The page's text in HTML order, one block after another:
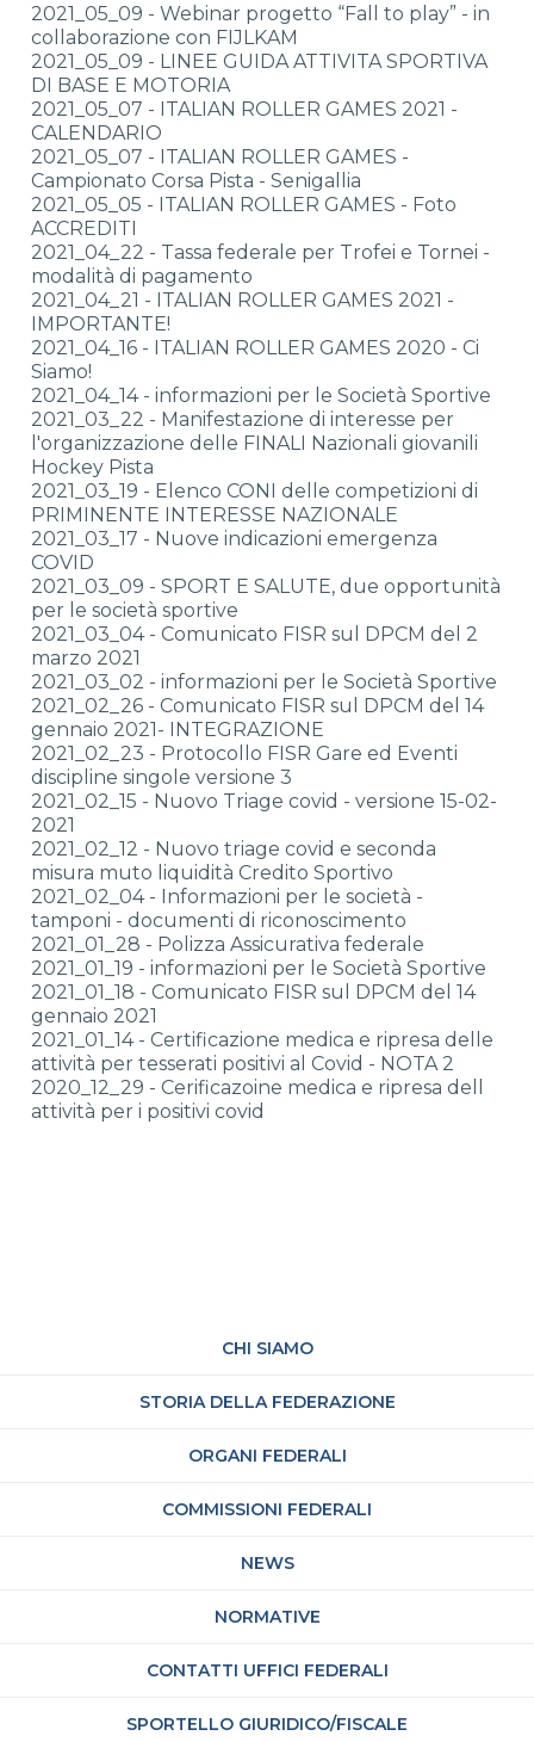
2021_05_09 - Webinar progetto “Fall to play” - in
collaborazione con FIJLKAM
2021_05_09 - LINEE GUIDA ATTIVITA SPORTIVA
DI BASE E MOTORIA
2021_05_07 - ITALIAN ROLLER GAMES 2021 -
CALENDARIO
2021_05_07 - ITALIAN ROLLER GAMES -
Campionato Corsa Pista - Senigallia
2021_05_05 - ITALIAN ROLLER GAMES - Foto
ACCREDITI
2021_04_22 - Tassa federale per Trofei e Tornei -
modalità di pagamento
2021_04_21 - ITALIAN ROLLER GAMES 2021 -
IMPORTANTE!
2021_04_16 - ITALIAN ROLLER GAMES 2020 - Ci
Siamo!
2021_04_14 - informazioni per le Società Sportive
2021_03_22 - Manifestazione di interesse per
l'organizzazione delle FINALI Nazionali giovanili
Hockey Pista
2021_03_19 - Elenco CONI delle competizioni di
PRIMINENTE INTERESSE NAZIONALE
2021_03_17 - Nuove indicazioni emergenza
COVID
2021_03_09 - SPORT E SALUTE, due opportunità
per le società sportive
2021_03_04 - Comunicato FISR sul DPCM del 2
marzo 2021
2021_03_02 - informazioni per le Società Sportive
2021_02_26 - Comunicato FISR sul DPCM del 14
gennaio 2021- INTEGRAZIONE
2021_02_23 - Protocollo FISR Gare ed Eventi
discipline singole versione 3
2021_02_15 - Nuovo Triage covid - versione 15-02-
2021
2021_02_12 - Nuovo triage covid e seconda
misura muto liquidità Credito Sportivo
2021_02_04 - Informazioni per le società -
tamponi - documenti di riconoscimento
2021_01_28 - Polizza Assicurativa federale
2021_01_19 - informazioni per le Società Sportive
2021_01_18 - Comunicato FISR sul DPCM del 14
gennaio 2021
2021_01_14 - Certificazione medica e ripresa delle
attività per tesserati positivi al Covid - NOTA 2
2020_12_29 - Cerificazoine medica e ripresa dell
attività per i positivi covid
CHI SIAMO
STORIA DELLA FEDERAZIONE
ORGANI FEDERALI
COMMISSIONI FEDERALI
NEWS
NORMATIVE
CONTATTI UFFICI FEDERALI
SPORTELLO GIURIDICO/FISCALE